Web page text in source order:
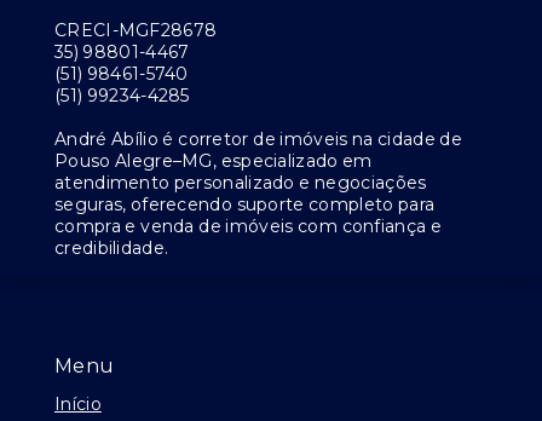
Menu
Início
CRECI-MGF28678
35) 98801-4467
(51) 98461-5740
(51) 99234-4285
André Abílio é corretor de imóveis na cidade de
Pouso Alegre–MG, especializado em
atendimento personalizado e negociações
seguras, oferecendo suporte completo para
compra e venda de imóveis com confiança e
credibilidade.